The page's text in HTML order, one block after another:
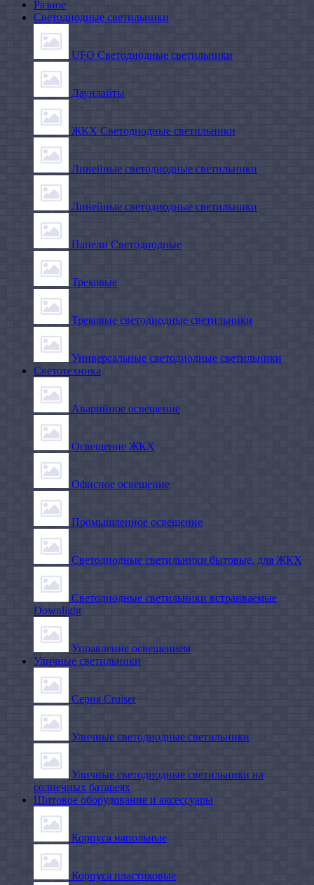
Разное
Светодиодные светильники
UFO Светодиодные светильники
Даунлайты
ЖКХ Светодиодные светильники
Линейные светодиодные светильники
Линейные светодиодные светильники
Панели Светодиодные
Трековые
Трековые светодиодные светильники
Универсальные светодиодные светильники
Светотехника
Аварийное освещение
Освещение ЖКХ
Офисное освещение
Промышленное освещение
Светодиодные светильники бытовые, для ЖКХ
Светодиодные светильники встраиваемые
Downlight
Управление освещением
Уличные светильники
Серия Cruiser
Уличные светодиодные светильники
Уличные светодиодные светильники на
солнечных батареях
Щитовое оборудование и аксессуары
Корпуса напольные
Корпуса пластиковые